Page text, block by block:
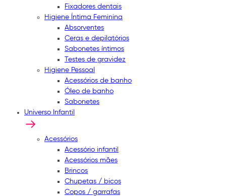
Fixadores dentais
Higiene Íntima Feminina
Absorventes
Ceras e depilatórios
Sabonetes íntimos
Testes de gravidez
Higiene Pessoal
Acessórios de banho
Óleo de banho
Sabonetes
Universo Infantil
Acessórios
Acessório infantil
Acessórios mães
Brincos
Chupetas / bicos
Copos / garrafas